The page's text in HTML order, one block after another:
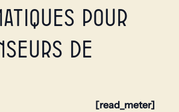
pour
de
[read_meter]